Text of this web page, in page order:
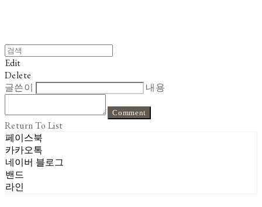
Edit
Delete
글쓴이
내용
Comment
Return To List
페이스북
카카오톡
네이버 블로그
밴드
라인